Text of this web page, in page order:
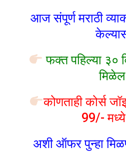
आज संपूर्ण मराठी
फक्त पहिल्या ३०
मिळेल
कोणताही कोर्स
99/- मध्ये
अशी ऑफर पुन्हा